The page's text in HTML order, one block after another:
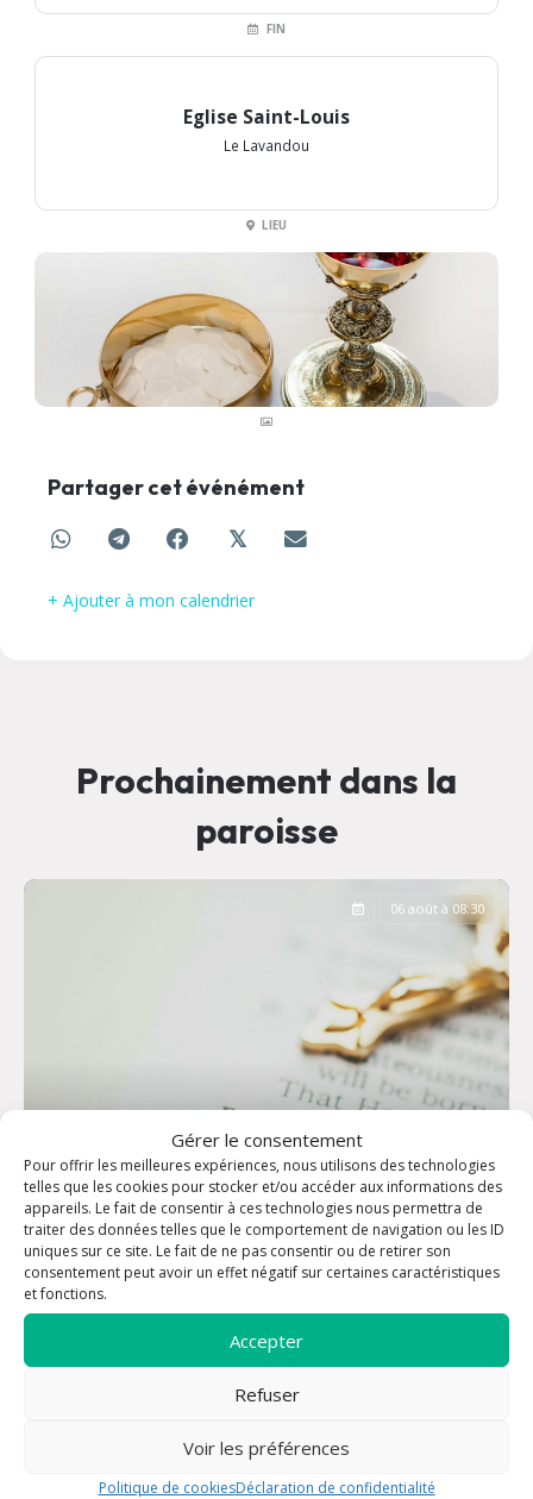
Gérer le consentement
Pour offrir les meilleures expériences, nous utilisons des technologies
telles que les cookies pour stocker et/ou accéder aux informations des
appareils. Le fait de consentir à ces technologies nous permettra de
traiter des données telles que le comportement de navigation ou les ID
uniques sur ce site. Le fait de ne pas consentir ou de retirer son
consentement peut avoir un effet négatif sur certaines caractéristiques
et fonctions.
Accepter
Refuser
Voir les préférences
Politique de cookiesDéclaration de confidentialité
FIN
Eglise Saint-Louis
Le Lavandou
LIEU
Partager cet événément
𝕏
+ Ajouter à mon calendrier
Prochainement dans la
paroisse
Office des Laudes
06 août à 08:30